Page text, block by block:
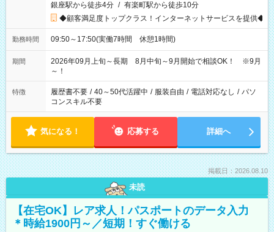
銀座駅から徒歩4分 / 有楽町駅から徒歩10分
◆顧客満足度トップクラス！インターネットサービスを提供◆
勤務時間 09:50～17:50(実働7時間 休憩1時間)
期間
2026年09月上旬～長期 8月中旬～9月開始で相談OK！ ※9月
～！
特徴 履歴書不要 / 40～50代活躍中 / 服装自由 / 電話対応なし / パソ
コンスキル不要
気になる！ 応募する 詳細へ
掲載日：2026.08.10
未読
【在宅OK】レア求人！パスポートのデータ入力
＊時給1900円～／短期！すぐ働ける